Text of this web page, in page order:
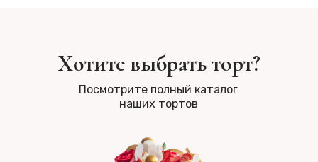
Хотите выбрать торт?
Посмотрите полный каталог
наших тортов